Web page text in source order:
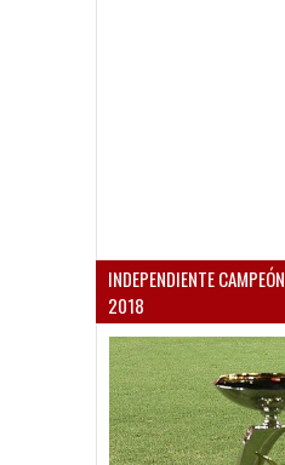
INDEPENDIENTE
2018